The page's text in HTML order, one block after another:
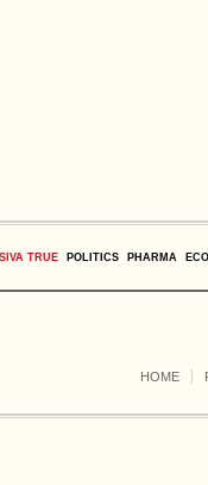
TRUE POLITICS PHARMA
HOME